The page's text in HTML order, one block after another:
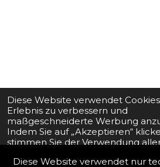
Diese Website verwendet
Erlebnis zu verbessern und
maßgeschneiderte Werbung
Indem Sie auf „Akzeptieren“
stimmen Sie der Verwendung
Diese Website verwendet nur